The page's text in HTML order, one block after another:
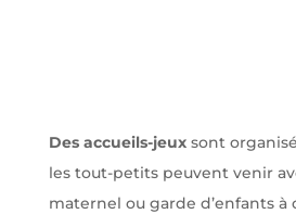
Des accueils-jeuxsont
les tout-petits peuvent venir
maternel ou garde d’enfants